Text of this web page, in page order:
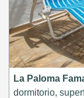
La Paloma
dormitorio,